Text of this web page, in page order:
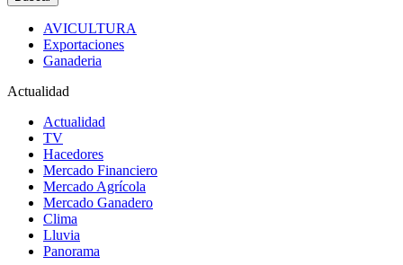
AVICULTURA
Exportaciones
Ganaderia
Actualidad
Actualidad
TV
Hacedores
Mercado Financiero
Mercado Agrícola
Mercado Ganadero
Clima
Lluvia
Panorama